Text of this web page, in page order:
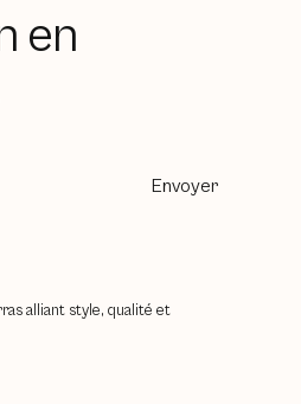
en
Envoyer
alliant style, qualité et